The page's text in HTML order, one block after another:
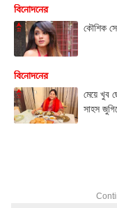
বিনোদনের
কৌশিক
বিনোদনের
মেয়ে খুব
সাহস